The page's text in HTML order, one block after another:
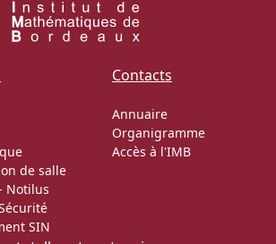
de salle
Notilus
SIN
Contacts
Annuaire
Organigramme
Accès à l'IMB